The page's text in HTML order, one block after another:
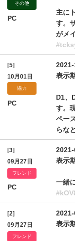
その他
PC
主に
す。
がメ
[5]
10月01日
協力
PC
表示
D1、
す。
ペー
らな
[3]
09月27日
フレンド
PC
表示
一緒
[2]
09月27日
フレンド
表示